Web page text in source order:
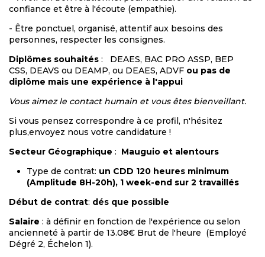
confiance et être à l'écoute (empathie).
- Être ponctuel, organisé, attentif aux besoins des
personnes, respecter les consignes.
Diplômes souhaités :
DEAES, BAC PRO ASSP, BEP
CSS, DEAVS ou DEAMP, ou DEAES, ADVF ou pas de
diplôme mais une expérience à l'appui
Vous aimez le contact humain et vous êtes bienveillant.
Si vous pensez correspondre à ce profil, n'hésitez
plus,envoyez nous votre candidature !
Secteur Géographique : Mauguio et alentours
Type de contrat: un CDD 120 heures minimum
(Amplitude 8H-20h), 1 week-end sur 2 travaillés
Début de contrat: dés que possible
Salaire : à définir en fonction de l'expérience ou selon
ancienneté à partir de 13.08€ Brut de l'heure (Employé
Dégré 2, Échelon 1).